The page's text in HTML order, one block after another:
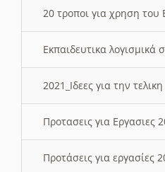
20 τροποι για χρηση του
Εκπαιδευτικα λογισμικά
2021_Ιδεες για την
Προτασεις για Εργασιες
Προτάσεις για εργασίες